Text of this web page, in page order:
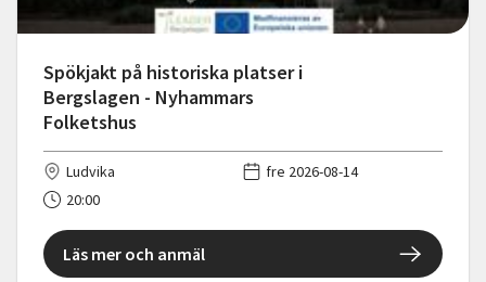
Spökjakt på historiska platser i
Bergslagen - Nyhammars
Folketshus
Ludvika
fre 2026-08-14
20:00
Läs mer och anmäl